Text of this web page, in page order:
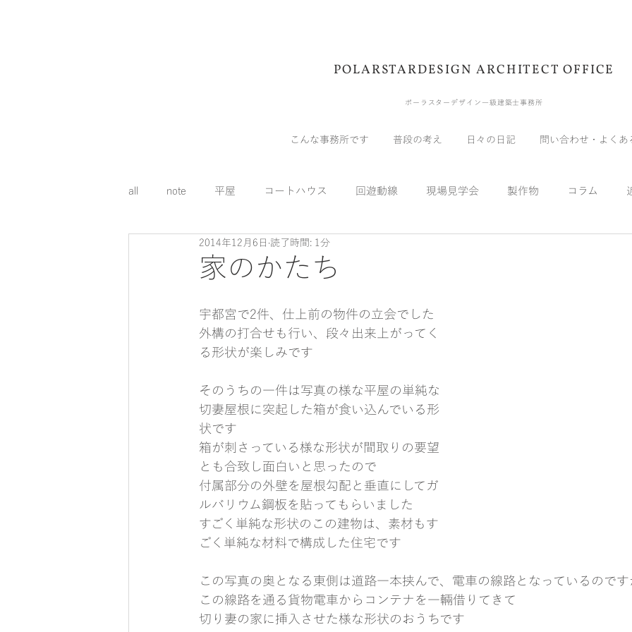
POLARSTARDESIGN ARCHITECT OFFICE
こんな事務所です 普段の考え 日々の日記 問い合わせ・よくあ
ポーラスターデザイン一級建築士事務所
all note 平屋 コートハウス 回遊動線 現場見学会 製作物 コラム
料理 コスト 展示会
家のかたち
2014年12月6日 読了時間: 1分
宇都宮で2件、仕上前の物件の立会でした
外構の打合せも行い、段々出来上がってく
る形状が楽しみです
そのうちの一件は写真の様な平屋の単純な
切妻屋根に突起した箱が食い込んでいる形
状です
箱が刺さっている様な形状が間取りの要望
とも合致し面白いと思ったので
付属部分の外壁を屋根勾配と垂直にしてガ
ルバリウム鋼板を貼ってもらいました
すごく単純な形状のこの建物は、素材もす
ごく単純な材料で構成した住宅です
この写真の奥となる東側は道路一本挟んで、電車の線路となっているのです
この線路を通る貨物電車からコンテナを一輛借りてきて
切り妻の家に挿入させた様な形状のおうちです